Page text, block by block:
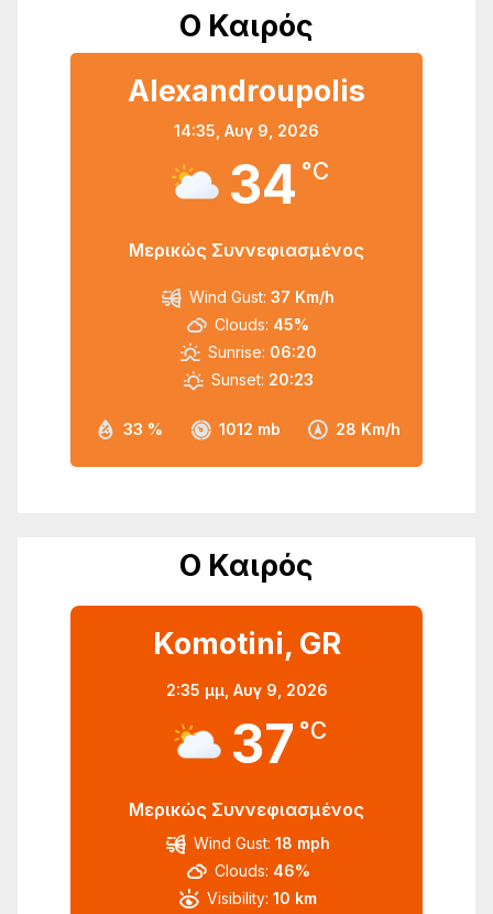
Ο Καιρός
Alexandroupolis
14:35, Αυγ 9, 2026
34 °C
Μερικώς Συννεφιασμένος
33 % 1012 mb 28 Km/h
Wind Gust: 37 Km/h
Clouds: 45%
Sunrise: 06:20
Sunset: 20:23
Ο Καιρός
Komotini, GR
2:35 μμ, Αυγ 9, 2026
37 °C
Μερικώς Συννεφιασμένος
Wind Gust: 18 mph
Clouds: 46%
Visibility: 10 km